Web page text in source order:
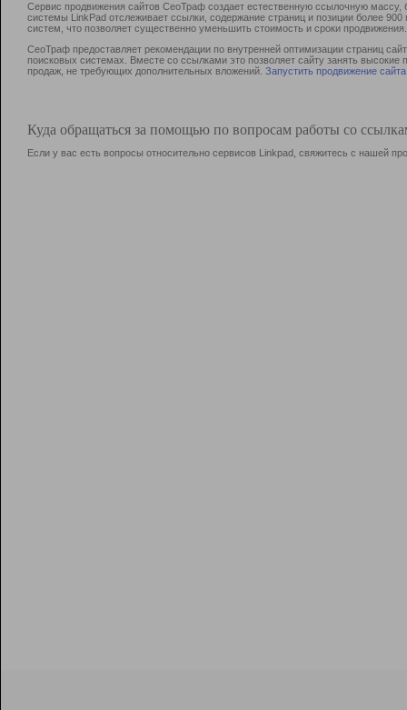
Сервис продвижения сайтов СеоТраф создает естественную ссылочную
системы LinkPad отслеживает ссылки, содержание страниц и позиции более
систем, что позволяет существенно уменьшить стоимость и сроки продвижения.
СеоТраф предоставляет рекомендации по внутренней оптимизации страниц
поисковых системах. Вместе со ссылками это позволяет сайту занять
продаж, не требующих дополнительных вложений. Запустить продвижение сайта
Куда обращаться за помощью по вопросам работы со
Если у вас есть вопросы относительно сервисов Linkpad, свяжитесь с нашей